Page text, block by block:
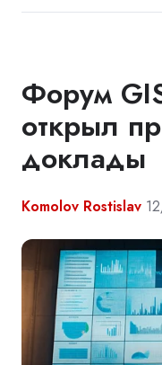
Форум
открыл
доклады
Komolov Rostislav